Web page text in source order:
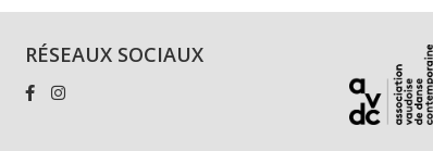
RÉSEAUX SOCIAUX